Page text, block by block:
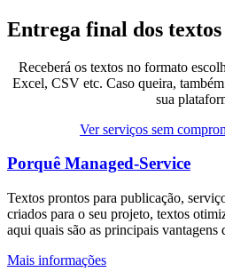
Entrega final dos textos
Receberá os textos no formato
Excel, CSV etc. Caso queira,
sua
Ver serviços sem
Porquê Managed-Service
Textos prontos para publicação,
criados para o seu projeto, textos
aqui quais são as principais vantagens
Mais informações